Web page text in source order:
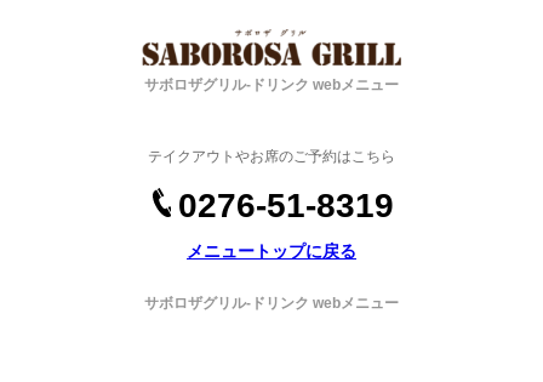
サボロザグリル-ドリンク webメニュー
テイクアウトやお席のご予約はこちら
0276-51-8319
メニュートップに戻る
サボロザグリル-ドリンク webメニュー